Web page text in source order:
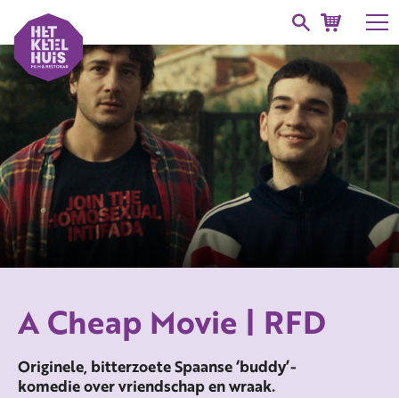
A Cheap Movie | RFD
Originele, bitterzoete Spaanse ‘buddy’-
komedie over vriendschap en wraak.